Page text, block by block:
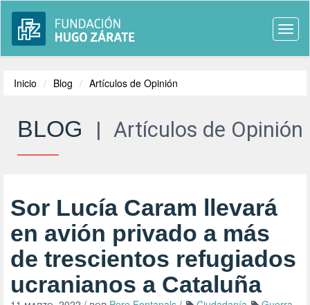
Inicio Blog Artículos de Opinión
BLOG | Artículos de Opinión
Sor Lucía Caram llevará
en avión privado a más
de trescientos refugiados
ucranianos a Cataluña